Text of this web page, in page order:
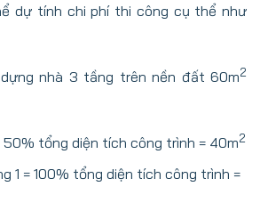
dự tính chi phí thi công cụ thể như
nhà 3 tầng trên nền đất 60m2
50% tổng diện tích công trình = 40m2
1 = 100% tổng diện tích công trình =